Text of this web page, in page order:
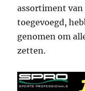
assortiment van
toegevoegd,
genomen om
zetten.